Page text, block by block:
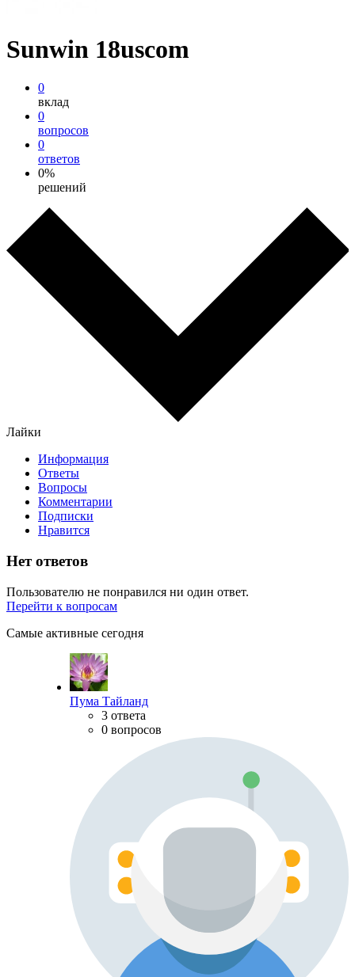
Sunwin 18uscom
0
вклад
0
вопросов
0
ответов
0%
решений
Лайки
Информация
Ответы
Вопросы
Комментарии
Подписки
Нравится
Нет ответов
Пользователю не понравился ни один ответ.
Перейти к вопросам
Самые активные сегодня
Пума Тайланд
3 ответа
0 вопросов